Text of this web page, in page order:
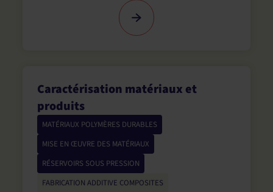
Caractérisation matériaux et
produits
MATÉRIAUX POLYMÈRES DURABLES
MISE EN ŒUVRE DES MATÉRIAUX
RÉSERVOIRS SOUS PRESSION
FABRICATION ADDITIVE COMPOSITES